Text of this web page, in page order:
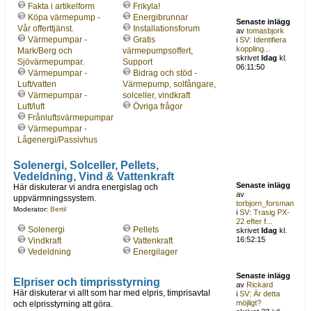
Fakta i artikelform
Köpa värmepump -
Vår offerttjänst.
Värmepumpar -
Mark/Berg och
Sjövärmepumpar.
Värmepumpar -
Luft/vatten
Värmepumpar -
Luft/luft
Frånluftsvärmepumpar
Värmepumpar -
Lågenergi/Passivhus
Frikyla!
Energibrunnar
Installationsforum
Gratis
värmepumpsoffert,
Support
Bidrag och stöd -
Värmepump, solfångare,
solceller, vindkraft
Övriga frågor
Senaste inlägg
avtomasbjork
iSV: Identifiera
koppling...
skrivetIdag kl.
06:11:50
Solenergi, Solceller, Pellets,
Vedeldning, Vind & Vattenkraft
Här diskuterar vi andra energislag och
uppvärmningssystem.
Moderator: Bertil
Solenergi
Vindkraft
Vedeldning
Pellets
Vattenkraft
Energilager
Senaste inlägg
av
torbjorn_forsman
iSV: Trasig PX-
22 efter f...
skrivetIdag kl.
16:52:15
Elpriser och timprisstyrning
Här diskuterar vi allt som har med elpris, timprisavtal
och elprisstyrning att göra.
Senaste inlägg
avRickard
iSV: Är detta
möjligt?